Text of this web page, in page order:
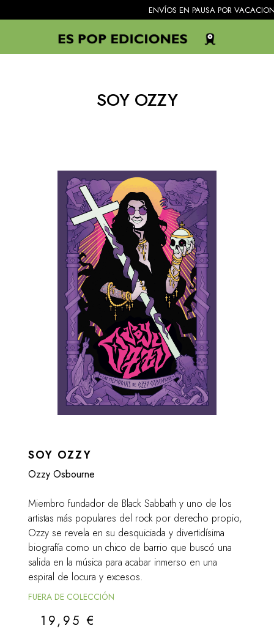
ENVÍOS EN PAUSA POR
SOY OZZY
SOY OZZY
Ozzy Osbourne
Miembro fundador de Black Sabbath y uno de los
artistas más populares del rock por derecho propio,
Ozzy se revela en su desquiciada y divertidísima
biografía como un chico de barrio que buscó una
salida en la música para acabar inmerso en una
espiral de locura y excesos.
FUERA DE COLECCIÓN
19,95€